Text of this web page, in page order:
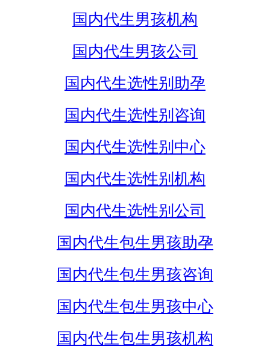
国内代生男孩机构
国内代生男孩公司
国内代生选性别助孕
国内代生选性别咨询
国内代生选性别中心
国内代生选性别机构
国内代生选性别公司
国内代生包生男孩助孕
国内代生包生男孩咨询
国内代生包生男孩中心
国内代生包生男孩机构